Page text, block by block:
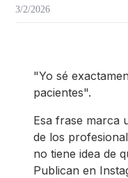
3/2/2026
"Yo sé
pacientes".
Esa frase marca
de los
no tiene idea de
Publican en